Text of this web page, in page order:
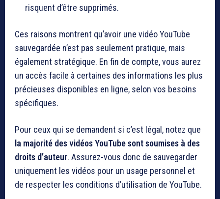
risquent d’être supprimés.
Ces raisons montrent qu’avoir une vidéo YouTube
sauvegardée n’est pas seulement pratique, mais
également stratégique. En fin de compte, vous aurez
un accès facile à certaines des informations les plus
précieuses disponibles en ligne, selon vos besoins
spécifiques.
Pour ceux qui se demandent si c’est légal, notez que
la majorité des vidéos YouTube sont soumises à des
droits d’auteur. Assurez-vous donc de sauvegarder
uniquement les vidéos pour un usage personnel et
de respecter les conditions d’utilisation de YouTube.